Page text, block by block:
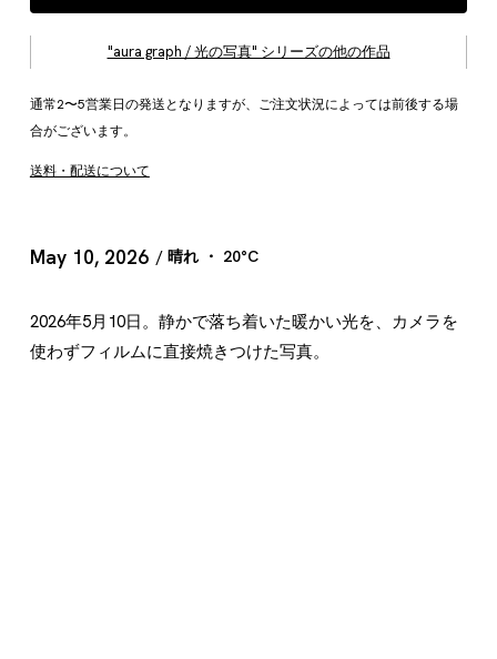
"aura graph / 光の写真" シリーズの他の作品
通常2〜5営業日の発送となりますが、ご注文状況によっては前後する場
合がございます。
送料・配送について
May 10, 2026 / 晴れ ・ 20°C
2026年5月10日。静かで落ち着いた暖かい光を、カメラを
使わずフィルムに直接焼きつけた写真。